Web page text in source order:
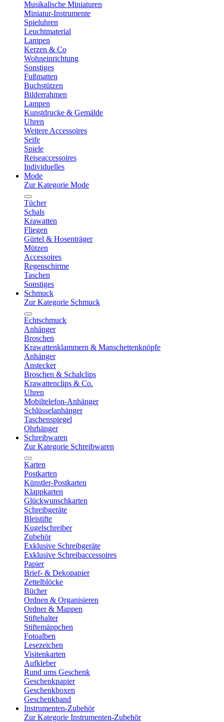
Musikalische Miniaturen
Miniatur-Instrumente
Spieluhren
Leuchtmaterial
Lampen
Kerzen & Co
Wohneinrichtung
Sonstiges
Fußmatten
Buchstützen
Bilderrahmen
Lampen
Kunstdrucke & Gemälde
Uhren
Weitere Accessoires
Seife
Spiele
Reiseaccessoires
Individuelles
Mode
Zur Kategorie Mode
Tücher
Schals
Krawatten
Fliegen
Gürtel & Hosenträger
Mützen
Accessoires
Regenschirme
Taschen
Sonstiges
Schmuck
Zur Kategorie Schmuck
Echtschmuck
Anhänger
Broschen
Krawattenklammern & Manschettenknöpfe
Anhänger
Anstecker
Broschen & Schalclips
Krawattenclips & Co.
Uhren
Mobiltelefon-Anhänger
Schlüsselanhänger
Taschenspiegel
Ohrhänger
Schreibwaren
Zur Kategorie Schreibwaren
Karten
Postkarten
Künstler-Postkarten
Klappkarten
Glückwunschkarten
Schreibgeräte
Bleistifte
Kugelschreiber
Zubehör
Exklusive Schreibgeräte
Exklusive Schreibaccessoires
Papier
Brief- & Dekopapier
Zettelblöcke
Bücher
Ordnen & Organisieren
Ordner & Mappen
Stiftehalter
Stiftemäppchen
Fotoalben
Lesezeichen
Visitenkarten
Aufkleber
Rund ums Geschenk
Geschenkpapier
Geschenkboxen
Geschenkband
Instrumenten-Zubehör
Zur Kategorie Instrumenten-Zubehör